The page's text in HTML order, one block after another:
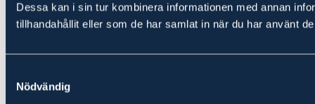
Dessa kan i sin tur kombinera informationen med annan
tillhandahållit eller som de har samlat in när du har använt
Nödvändig
Hitta hit